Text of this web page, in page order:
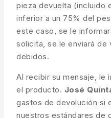
pieza devuelta (incluido
inferior a un 75% del
este caso, se le
solicita, se le enviará
debidos.
Al recibir su mensaje, le
el producto. José
gastos de devolución si
nuestros estándares de